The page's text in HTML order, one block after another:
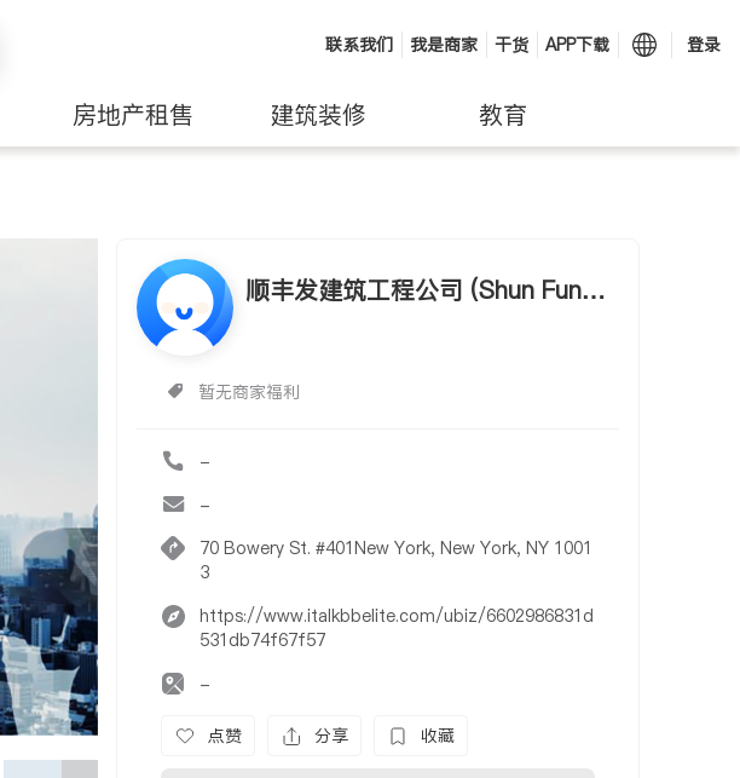
联系我们 我是商家 干货 APP下载 登录
房地产租售 建筑装修 教育
顺丰发建筑工程公司 (Shun Fung
暂无商家福利
-
-
70 Bowery St. #401New York, New York, NY 1001
3
https://www.italkbbelite.com/ubiz/6602986831d
531db74f67f57
-
点赞 分享 收藏